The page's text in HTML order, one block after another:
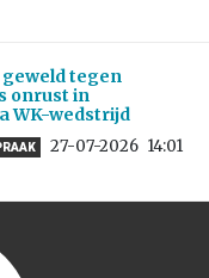
tegen
onrust in
WK-wedstrijd
27-07-2026 14:01